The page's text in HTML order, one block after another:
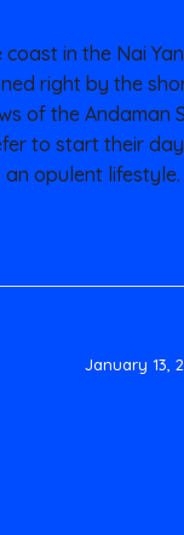
in the Nai
right by the
of the Andaman
to start their
opulent lifestyle.
January 13,